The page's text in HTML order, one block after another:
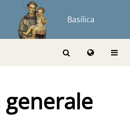
Basilica
generale